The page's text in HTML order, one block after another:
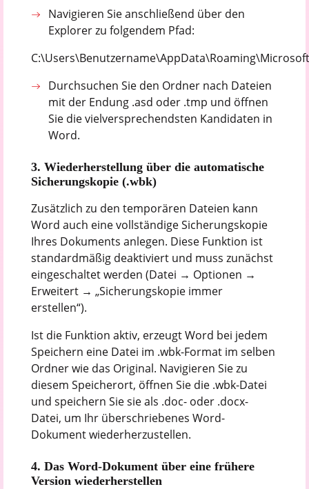
Navigieren Sie anschließend über den
Explorer zu folgendem Pfad:
Durchsuchen Sie den Ordner nach Dateien
mit der Endung .asd oder .tmp und öffnen
Sie die vielversprechendsten Kandidaten in
Word.
3. Wiederherstellung über die automatische
Sicherungskopie (.wbk)
Zusätzlich zu den temporären Dateien kann
Word auch eine vollständige Sicherungskopie
Ihres Dokuments anlegen. Diese Funktion ist
standardmäßig deaktiviert und muss zunächst
eingeschaltet werden (Datei → Optionen →
Erweitert → „Sicherungskopie immer
erstellen“).
Ist die Funktion aktiv, erzeugt Word bei jedem
Speichern eine Datei im .wbk-Format im selben
Ordner wie das Original. Navigieren Sie zu
diesem Speicherort, öffnen Sie die .wbk-Datei
und speichern Sie sie als .doc- oder .docx-
Datei, um Ihr überschriebenes Word-
Dokument wiederherzustellen.
4. Das Word-Dokument über eine frühere
Version wiederherstellen